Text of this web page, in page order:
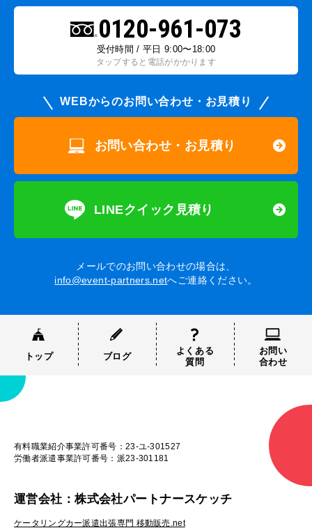
0120-961-073
受付時間 / 平日 9:00〜18:00
タップすると電話がかかります
WEBからのお問い合わせ・お見積り
お問い合わせ・お見積り
LINEクイック見積り
メールでのお問い合わせの場合は、
info@event-partners.netへご連絡ください。
トップ ブログ
よくある
質問
お問い
合わせ
有料職業紹介事業許可番号：23-ユ-301527
労働者派遣事業許可番号：派23-301181
運営会社：株式会社パートナースケッチ
ケータリングカー派遣出張専門 移動販売.net